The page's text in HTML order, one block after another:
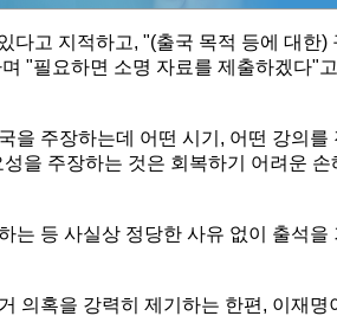
다고 지적하고, "(출국 목적 등에 대한)
"필요하면 소명 자료를 제출하겠다"고
을 주장하는데 어떤 시기, 어떤 강의를
을 주장하는 것은 회복하기 어려운 손
는 등 사실상 정당한 사유 없이 출석을
의혹을 강력히 제기하는 한편, 이재명